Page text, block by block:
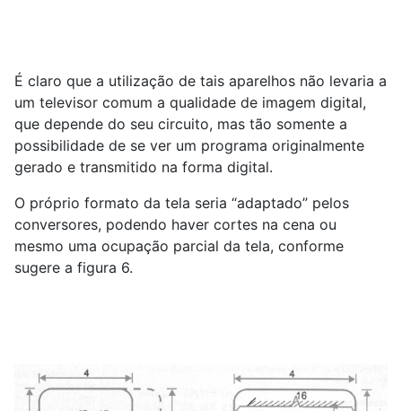
É claro que a utilização de tais aparelhos não levaria a
um televisor comum a qualidade de imagem digital,
que depende do seu circuito, mas tão somente a
possibilidade de se ver um programa originalmente
gerado e transmitido na forma digital.
O próprio formato da tela seria “adaptado” pelos
conversores, podendo haver cortes na cena ou
mesmo uma ocupação parcial da tela, conforme
sugere a figura 6.